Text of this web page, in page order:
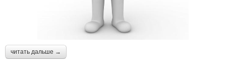
читать дальше →